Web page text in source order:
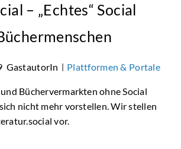
– „Echtes“ Social
GastautorIn | Plattformen & Portale
Büchervermarkten ohne Social
nicht mehr vorstellen. Wir stellen
vor.